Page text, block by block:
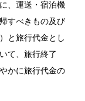
、運送・宿泊機
すべきもの及び
と旅行代金とし
て、旅行終了
かに旅行代金の